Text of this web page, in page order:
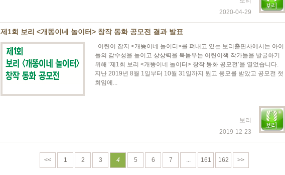
2020-04-29
제1회 보리 <개똥이네 놀이터> 창작 동화 공모전 결과 발표
어린이 잡지 <개똥이네 놀이터>를 펴내고 있는 보리출판사에서는 아이
들의 감수성을 높이고 상상력을 북돋우는 어린이책 작가들을 발굴하기
위해 ‘제1회 보리 <개똥이네 놀이터> 창작 동화 공모전’을 열었습니다.
지난 2019년 8월 1일부터 10월 31일까지 원고 응모를 받았고 공모전 첫
회임에...
보리
2019-12-23
<< 1 2 3 4 5 6 7 ... 161 162 >>